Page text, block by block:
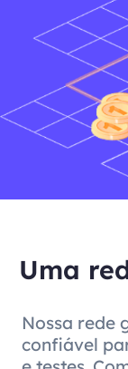
Uma
Nossa rede
confiável